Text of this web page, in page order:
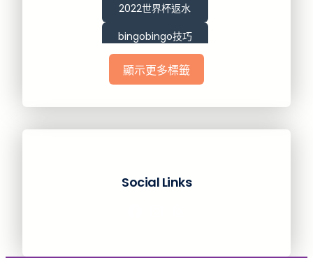
2022世界杯返水
bingobingo技巧
gofun娛樂城詐騙
世界盃2022
顯示更多標籤
Social Links